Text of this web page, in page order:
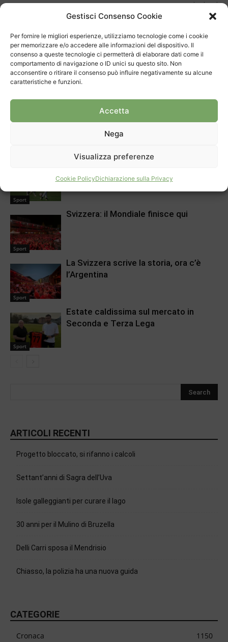
Gestisci Consenso Cookie
Per fornire le migliori esperienze, utilizziamo tecnologie come i cookie
per memorizzare e/o accedere alle informazioni del dispositivo. Il
consenso a queste tecnologie ci permetterà di elaborare dati come il
comportamento di navigazione o ID unici su questo sito. Non
acconsentire o ritirare il consenso può influire negativamente su alcune
caratteristiche e funzioni.
Accetta
Nega
Visualizza preferenze
Cookie PolicyDichiarazione sulla Privacy
sui minori
ARTICOLI CORRELATI DI PIÙ DELLO STESSO AUTORE
Delli Carri sposa il Mendrisio
Eric Huanca Quispe conquista il titolo
Sport
Sport
Svizzera: il Mondiale finisce qui
Sport
La Svizzera scrive la storia, ora c’è
l’Argentina
Sport
Estate caldissima sul mercato in
Seconda e Terza Lega
ARTICOLI RECENTI
Progetto bloccato, si rifanno i calcoli
Settant’anni di Sagra dell’Uva
Isole galleggianti per curare il lago
30 anni per il Mulino di Bruzella
Delli Carri sposa il Mendrisio
Chiasso, la polizia ha una nuova guida
CATEGORIE
Cronaca
1150